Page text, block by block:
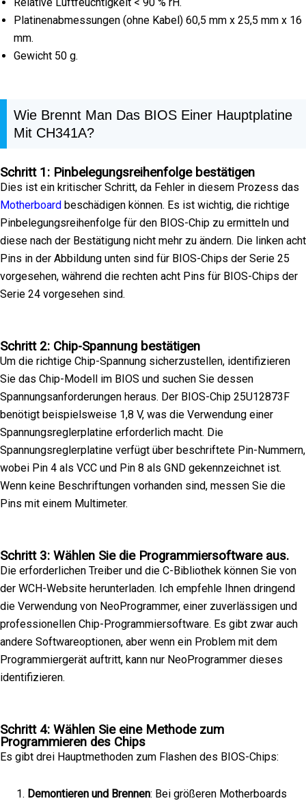
Platinenabmessungen (ohne Kabel) 60,5 mm x 25,5 mm x 16
mm.
Gewicht 50 g.
Wie Brennt Man Das BIOS Einer Hauptplatine
Mit CH341A?
Schritt 1: Pinbelegungsreihenfolge bestätigen
Dies ist ein kritischer Schritt, da Fehler in diesem Prozess das
Motherboard beschädigen können. Es ist wichtig, die richtige
Pinbelegungsreihenfolge für den BIOS-Chip zu ermitteln und
diese nach der Bestätigung nicht mehr zu ändern. Die linken acht
Pins in der Abbildung unten sind für BIOS-Chips der Serie 25
vorgesehen, während die rechten acht Pins für BIOS-Chips der
Serie 24 vorgesehen sind.
Schritt 2: Chip-Spannung bestätigen
Um die richtige Chip-Spannung sicherzustellen, identifizieren
Sie das Chip-Modell im BIOS und suchen Sie dessen
Spannungsanforderungen heraus. Der BIOS-Chip 25U12873F
benötigt beispielsweise 1,8 V, was die Verwendung einer
Spannungsreglerplatine erforderlich macht. Die
Spannungsreglerplatine verfügt über beschriftete Pin-Nummern,
wobei Pin 4 als VCC und Pin 8 als GND gekennzeichnet ist.
Wenn keine Beschriftungen vorhanden sind, messen Sie die
Pins mit einem Multimeter.
Schritt 3: Wählen Sie die Programmiersoftware aus.
Die erforderlichen Treiber und die C-Bibliothek können Sie von
der WCH-Website herunterladen. Ich empfehle Ihnen dringend
die Verwendung von NeoProgrammer, einer zuverlässigen und
professionellen Chip-Programmiersoftware. Es gibt zwar auch
andere Softwareoptionen, aber wenn ein Problem mit dem
Programmiergerät auftritt, kann nur NeoProgrammer dieses
identifizieren.
Schritt 4: Wählen Sie eine Methode zum
Programmieren des Chips
Es gibt drei Hauptmethoden zum Flashen des BIOS-Chips:
Demontieren und Brennen: Bei größeren Motherboards